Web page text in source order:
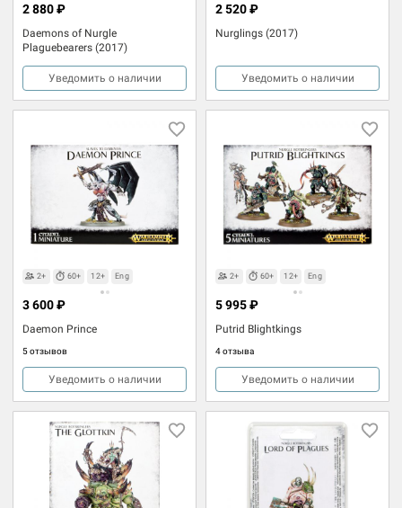
Daemons of Nurgle
Plaguebearers (2017)
2 880 ₽
Уведомить о наличии
Nurglings (2017)
2 520 ₽
Уведомить о наличии
2+ 60+ 12+ Eng
Daemon Prince
5 отзывов
3 600 ₽
Уведомить о наличии
2+ 60+ 12+ Eng
Putrid Blightkings
4 отзыва
5 995 ₽
Уведомить о наличии